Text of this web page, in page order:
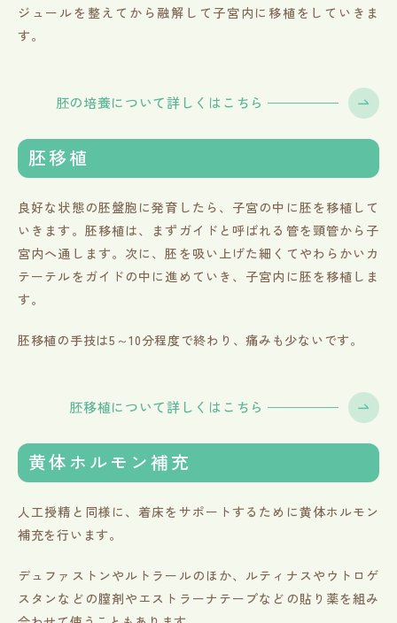
ジュールを整えてから融解して子宮内に移植をしていきま
す。
胚の培養について詳しくはこちら
胚移植
良好な状態の胚盤胞に発育したら、子宮の中に胚を移植して
いきます。胚移植は、まずガイドと呼ばれる管を頸管から子
宮内へ通します。次に、胚を吸い上げた細くてやわらかいカ
テーテルをガイドの中に進めていき、子宮内に胚を移植しま
す。
胚移植の手技は5～10分程度で終わり、痛みも少ないです。
胚移植について詳しくはこちら
黄体ホルモン補充
人工授精と同様に、着床をサポートするために黄体ホルモン
補充を行います。
デュファストンやルトラールのほか、ルティナスやウトロゲ
スタンなどの膣剤やエストラーナテープなどの貼り薬を組み